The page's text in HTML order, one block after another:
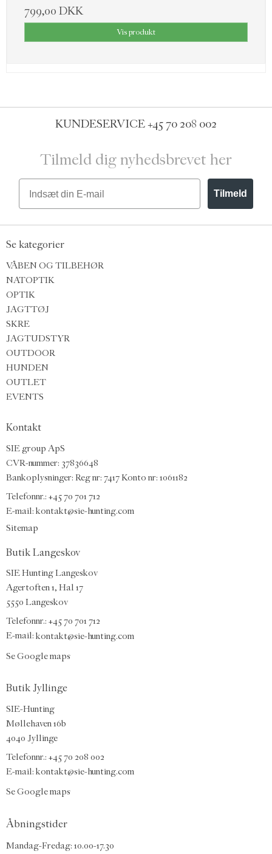
799,00 DKK
Vis produkt
KUNDESERVICE+45 70 208 002
Tilmeld dig nyhedsbrevet her
Email
Tilmeld
Se kategorier
VÅBEN OG TILBEHØR
NATOPTIK
OPTIK
JAGTTØJ
SKRE
JAGTUDSTYR
OUTDOOR
HUNDEN
OUTLET
EVENTS
Kontakt
SIE group ApS
CVR-nummer: 37836648
Bankoplysninger: Reg nr: 7417 Konto nr: 1061182
Telefonnr.: +45 70 701 712
E-mail: kontakt@sie-hunting.com
Sitemap
Butik Langeskov
SIE Hunting Langeskov
Agertoften 1, Hal 17
5550 Langeskov
Telefonnr.: +45 70 701 712
E-mail: kontakt@sie-hunting.com
Se Google maps
Butik Jyllinge
SIE-Hunting
Møllehaven 16b
4040 Jyllinge
Telefonnr.: +45 70 208 002
E-mail: kontakt@sie-hunting.com
Se Google maps
Åbningstider
Mandag-Fredag: 10.00-17.30